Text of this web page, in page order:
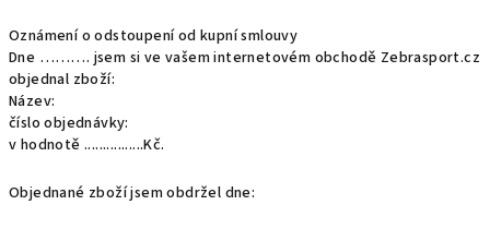
Oznámení o odstoupení od kupní smlouvy
Dne ………. jsem si ve vašem internetovém obchodě Zebrasport.cz
objednal zboží:
Název:
číslo objednávky:
v hodnotě ................Kč.
Objednané zboží jsem obdržel dne: